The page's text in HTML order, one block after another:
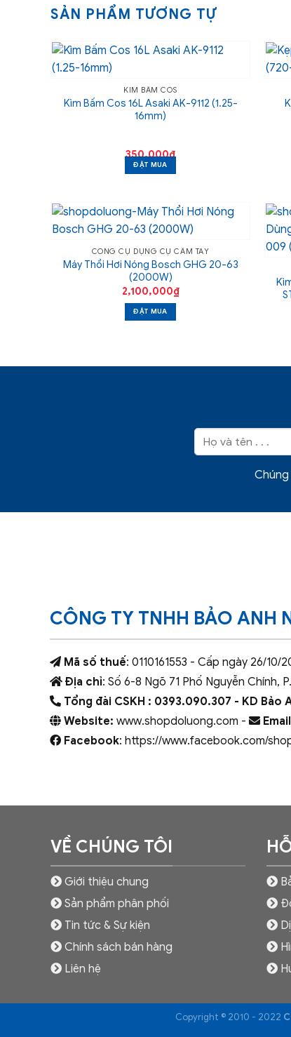
SẢN PHẨM TƯƠNG TỰ
KÌM BẤM COS
Kìm Bấm Cos 16L Asaki AK-9112 (1.25-
16mm)
350,000₫
ĐẶT MUA
CÔNG CỤ DỤNG CỤ CẦM TAY
Máy Thổi Hơi Nóng Bosch GHG 20-63
(2000W)
2,100,000₫
ĐẶT MUA
CÔNG TY TNHH BẢO ANH
Mã số thuế: 0110161553 - Cấp ngày 26/10/
Địa chỉ: Số 6-8 Ngõ 71 Phố Nguyễn Chính,
Tổng đài CSKH : 0393.090.307 - KD Bảo
Website: www.shopdoluong.com -
Facebook: https://www.facebook.com/
VỀ CHÚNG TÔI
Giới thiệu chung
Sản phẩm phân phối
Tin tức & Sự kiện
Chính sách bán hàng
Liên hệ
Copyright © 2010 - 2022